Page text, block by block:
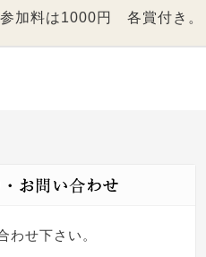
加料は1000円 各賞付き。
わせ下さい。